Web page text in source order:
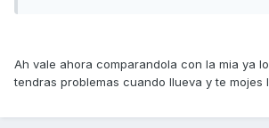
Ah vale ahora comparandola con la mia ya
tendras problemas cuando llueva y te mojes